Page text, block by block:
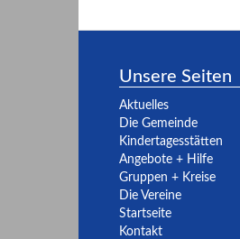
Unsere Seiten
Aktuelles
Die Gemeinde
Kindertagesstätten
Angebote + Hilfe
Gruppen + Kreise
Die Vereine
Startseite
Kontakt